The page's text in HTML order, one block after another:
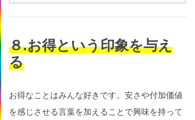
８.お得という印象を与え
る
お得なことはみんな好きです。安さや付加価値
を感じさせる言葉を加えることで興味を持って